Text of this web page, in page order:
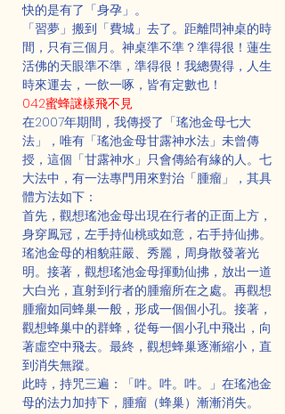
快的是有了「身孕」。
「習夢」搬到「費城」去了。距離問神桌的時
間，只有三個月。神桌準不準？準得很！蓮生
活佛的天眼準不準，準得很！我總覺得，人生
時來運去，一飲一啄，皆有定數也！
042蜜蜂謎樣飛不見
在2007年期間，我傳授了「瑤池金母七大
法」，唯有「瑤池金母甘露神水法」未曾傳
授，這個「甘露神水」只會傳給有緣的人。七
大法中，有一法專門用來對治「腫瘤」，其具
體方法如下：
首先，觀想瑤池金母出現在行者的正面上方，
身穿鳳冠，左手持仙桃或如意，右手持仙拂。
瑤池金母的相貌莊嚴、秀麗，周身散發著光
明。接著，觀想瑤池金母揮動仙拂，放出一道
大白光，直射到行者的腫瘤所在之處。再觀想
腫瘤如同蜂巢一般，形成一個個小孔。接著，
觀想蜂巢中的群蜂，從每一個小孔中飛出，向
著虛空中飛去。最終，觀想蜂巢逐漸縮小，直
到消失無蹤。
此時，持咒三遍：「吽。吽。吽。」在瑤池金
母的法力加持下，腫瘤（蜂巢）漸漸消失。